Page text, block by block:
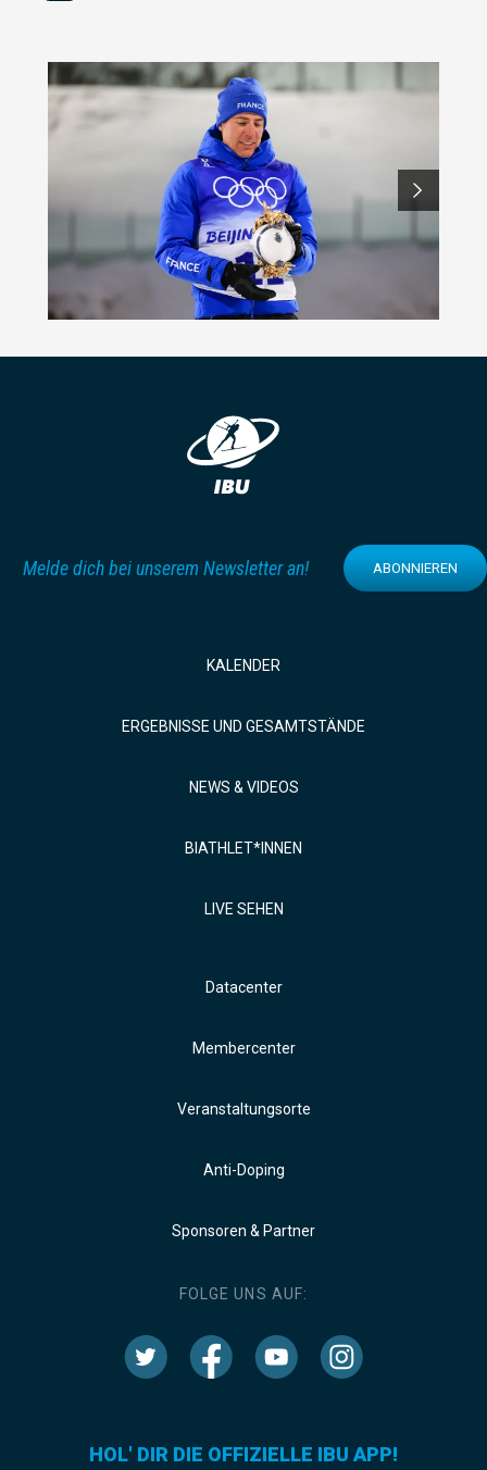
Melde dich bei unserem Newsletter an! ABONNIEREN
KALENDER
ERGEBNISSE UND GESAMTSTÄNDE
NEWS & VIDEOS
BIATHLET*INNEN
LIVE SEHEN
Datacenter
Membercenter
Veranstaltungsorte
Anti-Doping
Sponsoren & Partner
FOLGE UNS AUF:
HOL' DIR DIE OFFIZIELLE IBU APP!